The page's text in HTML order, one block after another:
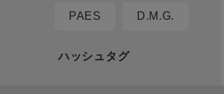
PAES D.M.G.